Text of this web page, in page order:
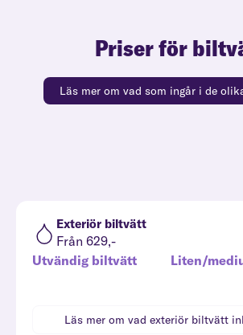
Priser för
Läs mer om vad som ingår i de
Exteriör biltvätt
Från 629,-
Utvändig biltvätt
Liten/
Läs mer om vad exteriör biltvätt